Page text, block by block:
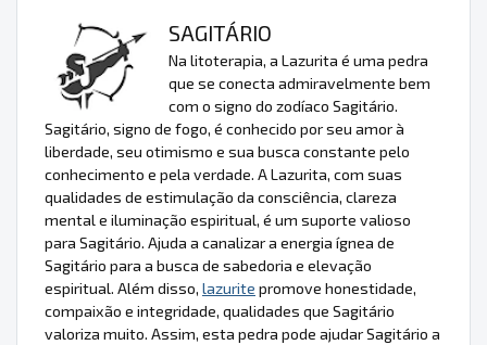
SAGITÁRIO
Na litoterapia, a Lazurita é uma pedra
que se conecta admiravelmente bem
com o signo do zodíaco Sagitário.
Sagitário, signo de fogo, é conhecido por seu amor à
liberdade, seu otimismo e sua busca constante pelo
conhecimento e pela verdade. A Lazurita, com suas
qualidades de estimulação da consciência, clareza
mental e iluminação espiritual, é um suporte valioso
para Sagitário. Ajuda a canalizar a energia ígnea de
Sagitário para a busca de sabedoria e elevação
espiritual. Além disso, lazurite promove honestidade,
compaixão e integridade, qualidades que Sagitário
valoriza muito. Assim, esta pedra pode ajudar Sagitário a